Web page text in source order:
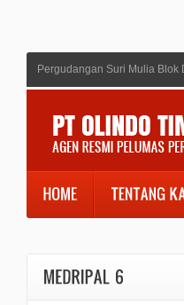
Pergudangan Suri Mulia